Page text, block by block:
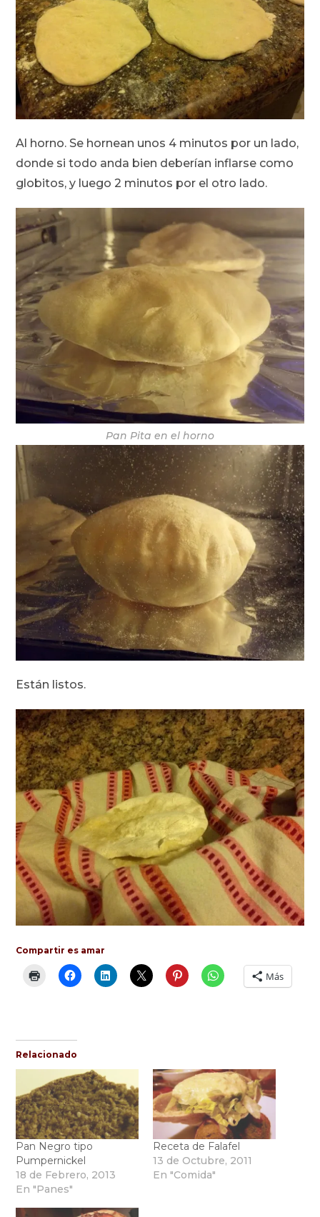
Al horno. Se hornean unos 4 minutos por un lado,
donde si todo anda bien deberían inflarse como
globitos, y luego 2 minutos por el otro lado.
Pan Pita en el horno
Están listos.
Compartir es amar
Más
Relacionado
Pan Negro tipo
Pumpernickel
18 de Febrero, 2013
En "Panes"
Receta de Falafel
13 de Octubre, 2011
En "Comida"